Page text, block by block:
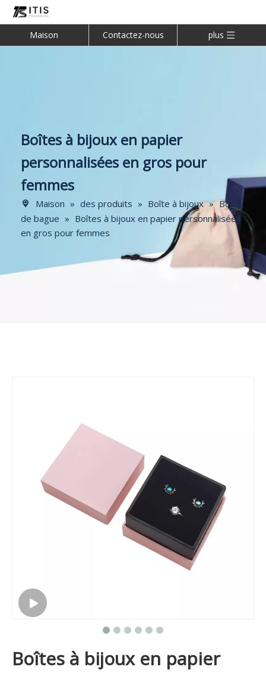
Maison Contactez-nous plus
Boîtes à bijoux en papier
personnalisées en gros pour
femmes
Maison » des produits » Boîte à bijoux » Boîte
de bague » Boîtes à bijoux en papier personnalisées
en gros pour femmes
Boîtes à bijoux en papier